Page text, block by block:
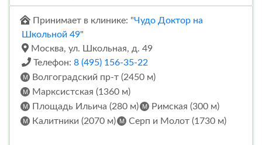
Принимает в клинике: "Чудо Доктор на
Школьной 49"
Москва, ул. Школьная, д. 49
Телефон: 8 (495) 156-35-22
Волгоградский пр-т (2450 м)
Марксистская (1360 м)
Площадь Ильича (280 м)
Римская (300 м)
Калитники (2070 м)
Серп и Молот (1730 м)